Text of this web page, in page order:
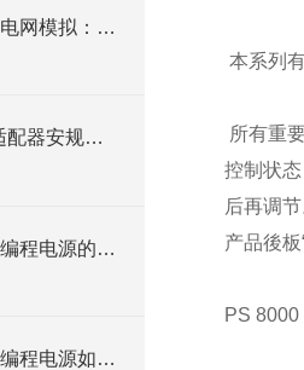
英菲菱电源全四象限电网模拟：全面解读与应用场景
华仪SE系列：电源适配器安规测试的高效合规利器
阿美泰克台式直流可编程电源的正确使用和维护
阿美泰克台式直流可编程电源如何保养维护？
本系列
所有重
控制状
后再调
产品後
PS